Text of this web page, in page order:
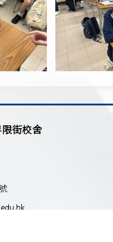
街校舍